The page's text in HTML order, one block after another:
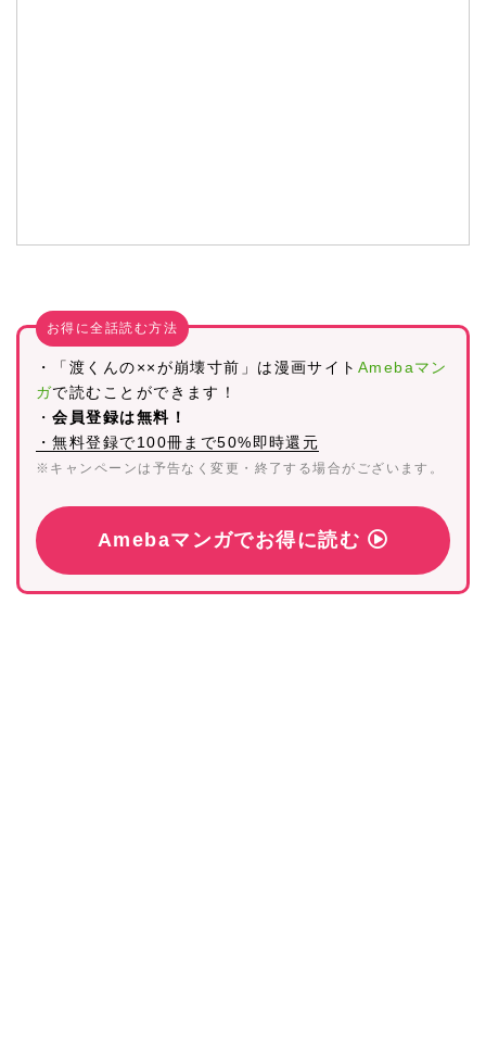
お得に全話読む方法
・「渡くんの××が崩壊寸前」は漫画サイト Amebaマン
ガで読むことができます！
・会員登録は無料！
・無料登録で100冊まで50%即時還元
※キャンペーンは予告なく変更・終了する場合がございます。
Amebaマンガでお得に読む